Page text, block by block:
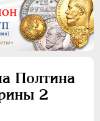
Полтина
2